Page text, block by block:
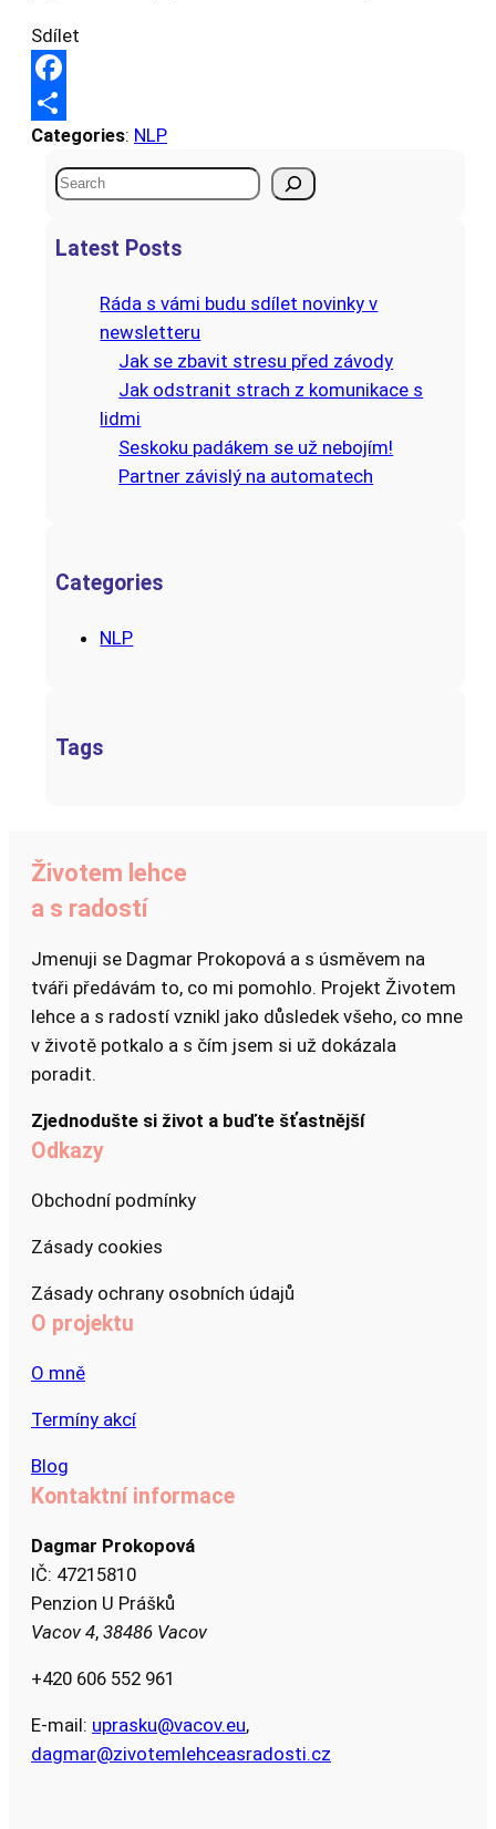
Sdílet
F
a
S
Categories: NLP
S
aLatest Posts
Ráda s vámi budu sdílet novinky v
newsletteru
Jak se zbavit stresu před závody
Jak odstranit strach z komunikace s
lidmi
Seskoku padákem se už nebojím!
Partner závislý na automatech
Categories
NLP
Tags
Životem lehce
a s radostí
Jmenuji se Dagmar Prokopová a s úsměvem na
tváři předávám to, co mi pomohlo. Projekt Životem
lehce a s radostí vznikl jako důsledek všeho, co mne
v životě potkalo a s čím jsem si už dokázala
poradit.
Zjednodušte si život a buďte šťastnější
Odkazy
Obchodní podmínky
Zásady cookies
Zásady ochrany osobních údajů
O projektu
O mně
Termíny akcí
Blog
Kontaktní informace
Dagmar Prokopová
IČ: 47215810
Penzion U Prášků
Vacov 4, 38486 Vacov
+420 606 552 961
E-mail: uprasku@vacov.eu,
dagmar@zivotemlehceasradosti.cz